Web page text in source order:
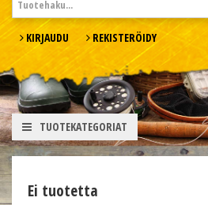
KIRJAUDU REKISTERÖIDY
TUOTEKATEGORIAT
Ei tuotetta